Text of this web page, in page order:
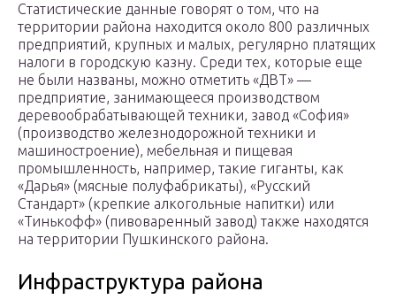
Статистические данные говорят о том, что на
территории района находится около 800 различных
предприятий, крупных и малых, регулярно платящих
налоги в городскую казну. Среди тех, которые еще
не были названы, можно отметить «ДВТ» —
предприятие, занимающееся производством
деревообрабатывающей техники, завод «София»
(производство железнодорожной техники и
машиностроение), мебельная и пищевая
промышленность, например, такие гиганты, как
«Дарья» (мясные полуфабрикаты), «Русский
Стандарт» (крепкие алкогольные напитки) или
«Тинькофф» (пивоваренный завод) также находятся
на территории Пушкинского района.
Инфраструктура района